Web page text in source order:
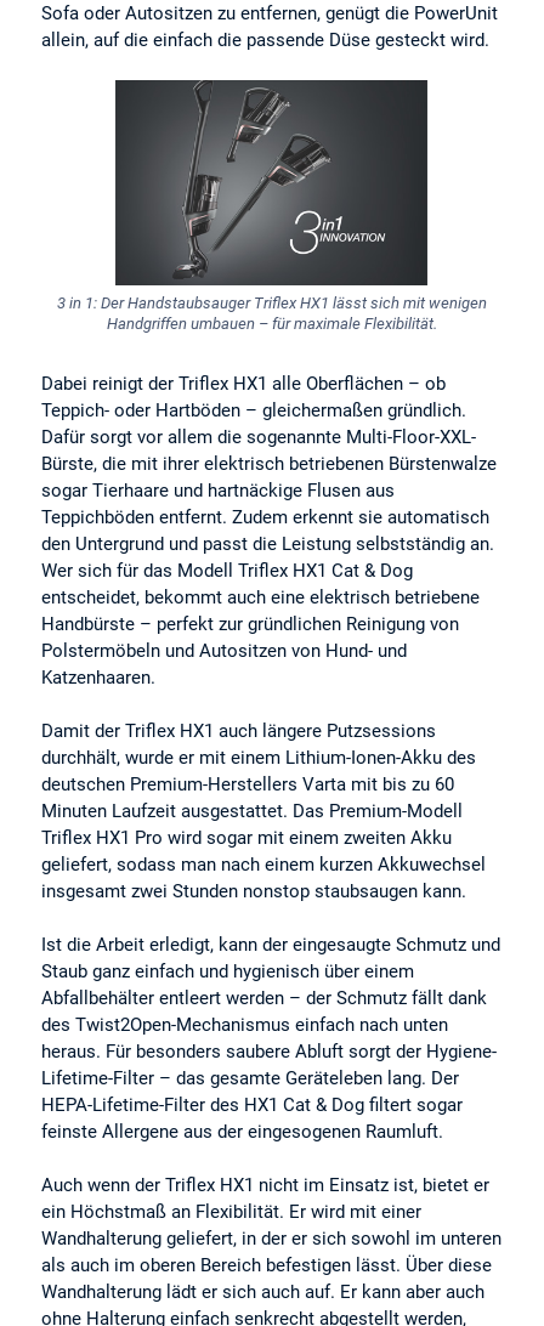
Sofa oder Autositzen zu entfernen, genügt die PowerUnit
allein, auf die einfach die passende Düse gesteckt wird.
3 in 1: Der Handstaubsauger Triflex HX1 lässt sich mit wenigen
Handgriffen umbauen – für maximale Flexibilität.
Dabei reinigt der Triflex HX1 alle Oberflächen – ob
Teppich- oder Hartböden – gleichermaßen gründlich.
Dafür sorgt vor allem die sogenannte Multi-Floor-XXL-
Bürste, die mit ihrer elektrisch betriebenen Bürstenwalze
sogar Tierhaare und hartnäckige Flusen aus
Teppichböden entfernt. Zudem erkennt sie automatisch
den Untergrund und passt die Leistung selbstständig an.
Wer sich für das Modell Triflex HX1 Cat & Dog
entscheidet, bekommt auch eine elektrisch betriebene
Handbürste – perfekt zur gründlichen Reinigung von
Polstermöbeln und Autositzen von Hund- und
Katzenhaaren.
Damit der Triflex HX1 auch längere Putzsessions
durchhält, wurde er mit einem Lithium-Ionen-Akku des
deutschen Premium-Herstellers Varta mit bis zu 60
Minuten Laufzeit ausgestattet. Das Premium-Modell
Triflex HX1 Pro wird sogar mit einem zweiten Akku
geliefert, sodass man nach einem kurzen Akkuwechsel
insgesamt zwei Stunden nonstop staubsaugen kann.
Ist die Arbeit erledigt, kann der eingesaugte Schmutz und
Staub ganz einfach und hygienisch über einem
Abfallbehälter entleert werden – der Schmutz fällt dank
des Twist2Open-Mechanismus einfach nach unten
heraus. Für besonders saubere Abluft sorgt der Hygiene-
Lifetime-Filter – das gesamte Geräteleben lang. Der
HEPA-Lifetime-Filter des HX1 Cat & Dog filtert sogar
feinste Allergene aus der eingesogenen Raumluft.
Auch wenn der Triflex HX1 nicht im Einsatz ist, bietet er
ein Höchstmaß an Flexibilität. Er wird mit einer
Wandhalterung geliefert, in der er sich sowohl im unteren
als auch im oberen Bereich befestigen lässt. Über diese
Wandhalterung lädt er sich auch auf. Er kann aber auch
ohne Halterung einfach senkrecht abgestellt werden,